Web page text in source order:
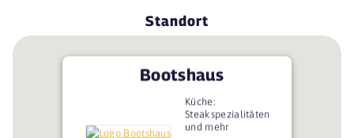
Standort
Bootshaus
Küche:
Steakspezialitäten
und mehr